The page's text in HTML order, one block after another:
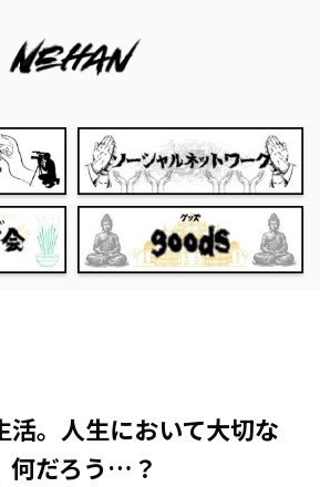
活。人生において大切な
何だろう…？